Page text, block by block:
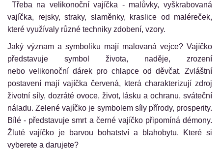
Třeba na velikonoční vajíčka - malůvky, vyškrabovaná
vajíčka, rejsky, straky, slaměnky, kraslice od maléreček,
které využívaly různé techniky zdobení, vzory.
Jaký význam a symboliku mají malovaná vejce? Vajíčko
představuje symbol života, naděje, zrození
nebo velikonoční dárek pro chlapce od děvčat. Zvláštní
postavení mají vajíčka červená, která charakterizují zdroj
životní síly, dozráté ovoce, život, lásku a ochranu, sváteční
náladu. Zelené vajíčko je symbolem síly přírody, prosperity.
Bílé - představuje smrt a černé vajíčko připomíná démony.
Žluté vajíčko je barvou bohatství a blahobytu. Které si
vyberete a darujete?